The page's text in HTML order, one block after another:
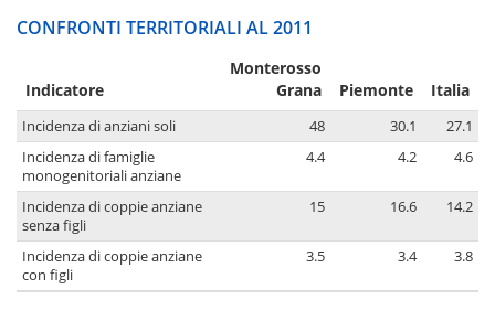
CONFRONTI TERRITORIALI AL 2011
Indicatore
Monterosso
Grana
Piemonte Italia
Incidenza di anziani soli 48 30.1
27.1
Incidenza di famiglie
monogenitoriali anziane
4.4 4.2 4.6
Incidenza di coppie anziane
senza figli
15 16.6 14.2
Incidenza di coppie anziane
con figli
3.5 3.4 3.8